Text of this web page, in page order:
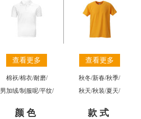
查看更多
棉袄/棉衣/耐磨/
男加绒/制服呢/平纹/
查看更多
秋冬/新春/秋季/
秋天/秋装/夏天/
颜色 款式